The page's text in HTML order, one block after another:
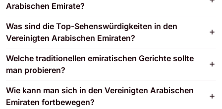
Arabischen Emirate?
Was sind die Top-Sehenswürdigkeiten in den
Vereinigten Arabischen Emiraten?
Welche traditionellen emiratischen Gerichte sollte
man probieren?
Wie kann man sich in den Vereinigten Arabischen
Emiraten fortbewegen?